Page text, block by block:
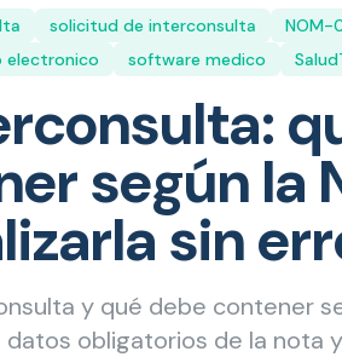
solicitud de interconsulta NOM-
electronico software medico
según
sin
y qué debe contener
obligatorios de la nota